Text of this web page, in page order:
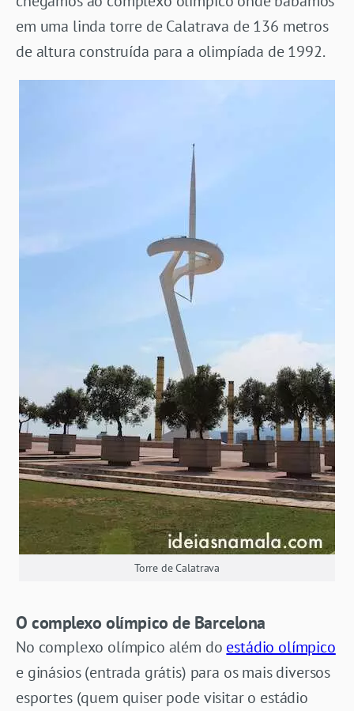
em uma linda torre de Calatrava de 136 metros
de altura construída para a olimpíada de 1992.
Torre de Calatrava
O complexo olímpico de Barcelona
No complexo olímpico além do estádio olímpico
e ginásios (entrada grátis) para os mais diversos
esportes (quem quiser pode visitar o estádio